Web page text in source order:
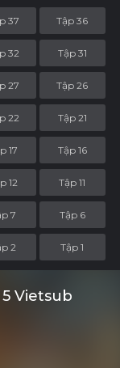
37 Tập 36
32 Tập 31
27 Tập 26
22 Tập 21
17 Tập 16
12 Tập 11
7 Tập 6
2 Tập 1
Vietsub